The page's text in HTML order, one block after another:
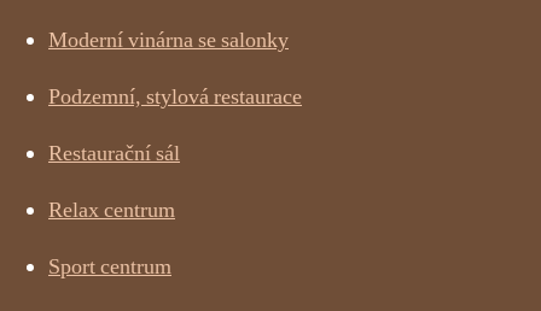
Moderní vinárna se salonky
Podzemní, stylová restaurace
Restaurační sál
Relax centrum
Sport centrum